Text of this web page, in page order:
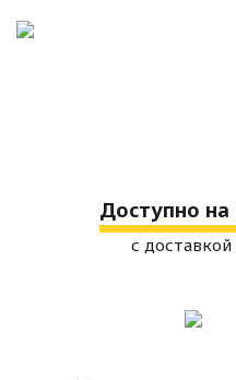
Доступно на
с доставкой